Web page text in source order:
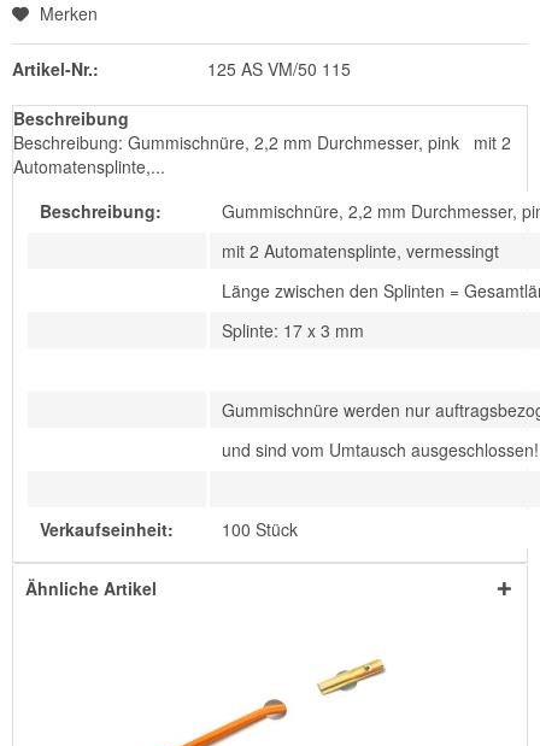
Merken
Artikel-Nr.: 125 AS VM/50 115
Beschreibung
Beschreibung: Gummischnüre, 2,2 mm Durchmesser, pink mit 2
Automatensplinte,...
Beschreibung:
Gummischnüre, 2,2 mm Durchmesser,
mit 2 Automatensplinte, vermessingt
Länge zwischen den Splinten =
Splinte: 17 x 3 mm
Gummischnüre werden nur
und sind vom Umtausch ausgeschlossen!
Verkaufseinheit: 100 Stück
Ähnliche Artikel